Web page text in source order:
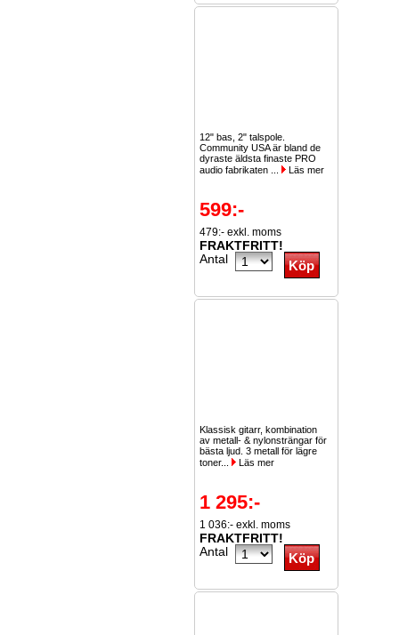
12" bas, 2" talspole.
Community USA är bland de
dyraste äldsta finaste PRO
audio fabrikaten ...
Läs mer
599:-
479:- exkl. moms
FRAKTFRITT!
Antal
Klassisk gitarr, kombination
av metall- & nylonsträngar för
bästa ljud. 3 metall för lägre
toner...
Läs mer
1 295:-
1 036:- exkl. moms
FRAKTFRITT!
Antal